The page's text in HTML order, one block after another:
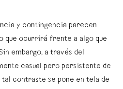
y contingencia parecen
que ocurrirá frente a algo que
embargo, a través del
casual pero persistente de
tal contraste se pone en tela de